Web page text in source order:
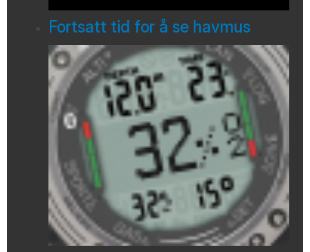
Fortsatt tid for å se havmus